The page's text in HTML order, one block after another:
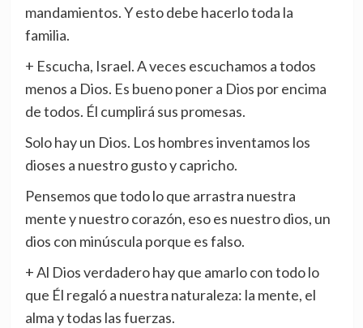
mandamientos. Y esto debe hacerlo toda la
familia.
+ Escucha, Israel. A veces escuchamos a todos
menos a Dios. Es bueno poner a Dios por encima
de todos. Él cumplirá sus promesas.
Solo hay un Dios. Los hombres inventamos los
dioses a nuestro gusto y capricho.
Pensemos que todo lo que arrastra nuestra
mente y nuestro corazón, eso es nuestro dios, un
dios con minúscula porque es falso.
+ Al Dios verdadero hay que amarlo con todo lo
que Él regaló a nuestra naturaleza: la mente, el
alma y todas las fuerzas.